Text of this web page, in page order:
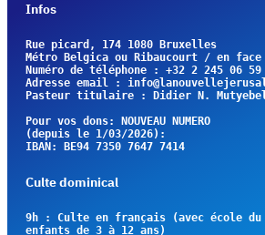
Infos
Rue picard, 174
Métro Belgica ou Ribaucourt / en
Numéro de téléphone : +32 2
Adresse email :
Pasteur titulaire : Didier N.
Pour vos dons: NOUVEAU NUMERO
(depuis le 1/03/2026):
IBAN: BE94 7350 7647 7414
Culte dominical
9h
: Culte en français (avec école du
enfants de 3 à 12 ans)